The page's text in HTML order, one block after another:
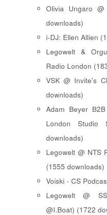
Olivia Ungaro
downloads)
i-DJ: Ellen Allien
Legowelt &
Radio London
VSK @ Invite's
downloads)
Adam Beyer
London Studio
downloads)
Legowelt @ NTS
(1555 downloads)
Voiski - CS
Legowelt @
@I.Boat) (1722